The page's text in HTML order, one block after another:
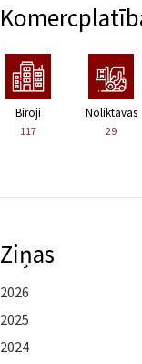
Biroji
117
Noliktavas
29
Ziņas
2026
2025
2024